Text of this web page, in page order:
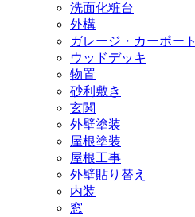
洗面化粧台
外構
ガレージ・カーポート
ウッドデッキ
物置
砂利敷き
玄関
外壁塗装
屋根塗装
屋根工事
外壁貼り替え
内装
窓